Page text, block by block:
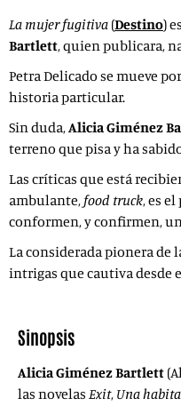
La mujer fugitiva (Destino)
Bartlett, quienpublicara,
Petra Delicado se mueve
historia particular.
Sin duda,Alicia Giménez
terreno que pisa y ha
Las críticas que está
ambulante, food truck, es
conformen, y confirmen,
La considerada pionera de
intrigas que cautiva desde
Sinopsis
Alicia Giménez Bartlett
las novelas Exit, Una